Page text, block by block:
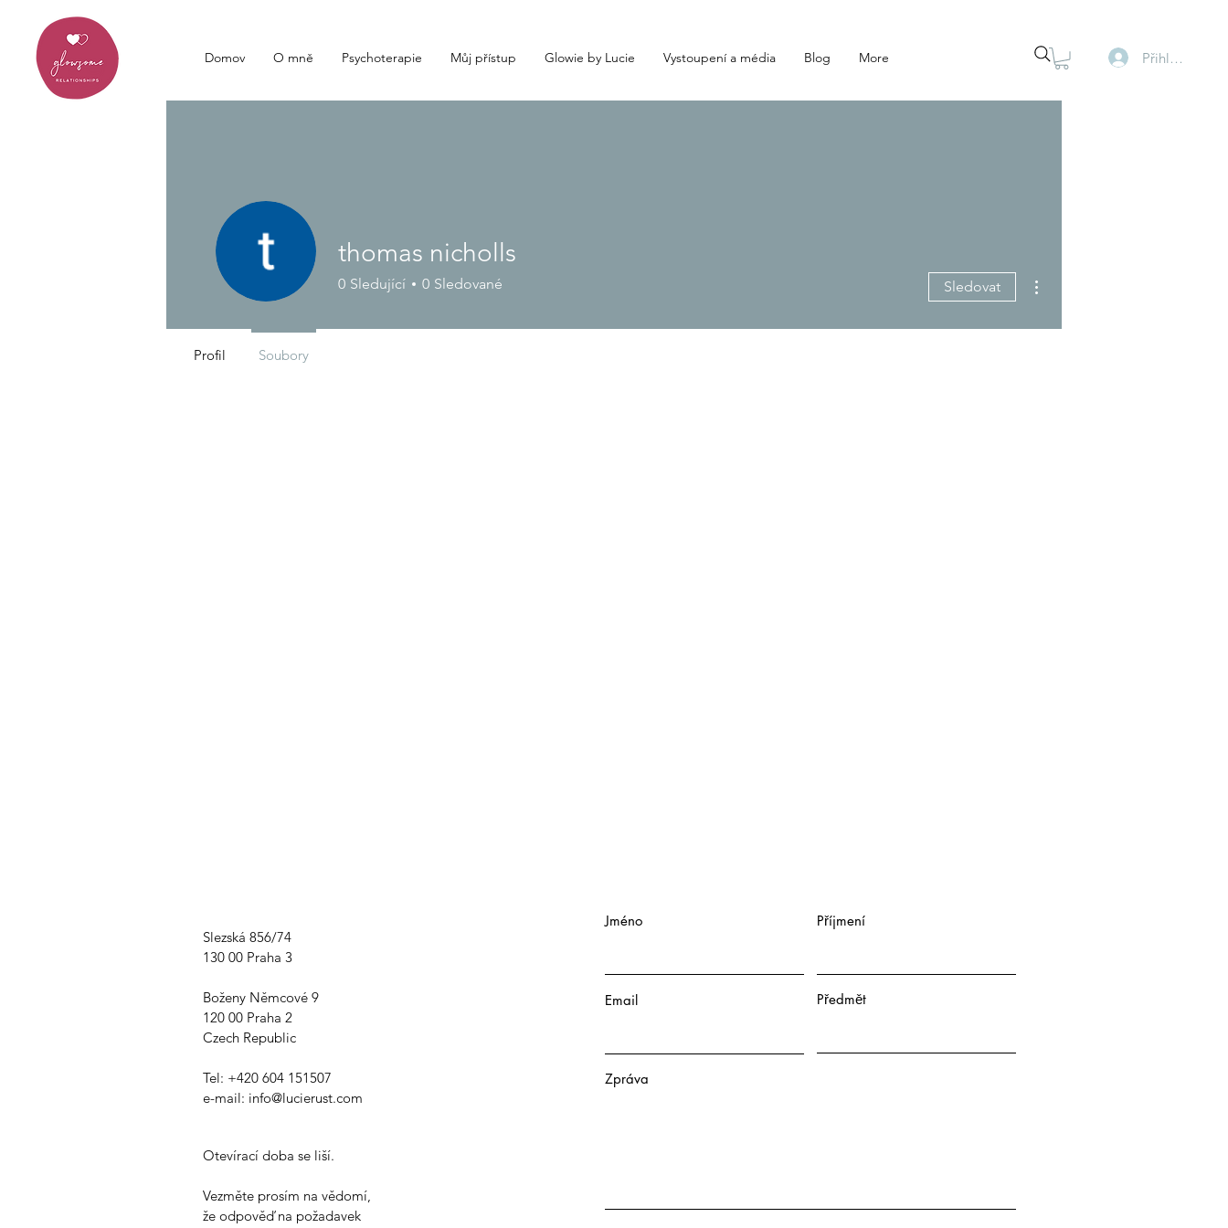
Domov O mně Psychoterapie Můj přístup Glowie by Lucie Vystoupení a média Blog More Přihlásit se
thomas nicholls
0 Sledující 0 Sledované Sledovat
Profil Soubory
Slezská 856/74
130 00 Praha 3
Boženy Němcové 9
120 00 Praha 2
Czech Republic
Tel: +420 604 151507
e-mail: info@lucierust.com
Otevírací doba se liší.
Vezměte prosím na vědomí,
že odpověď na požadavek
Jméno Příjmení
Email Předmět
Zpráva